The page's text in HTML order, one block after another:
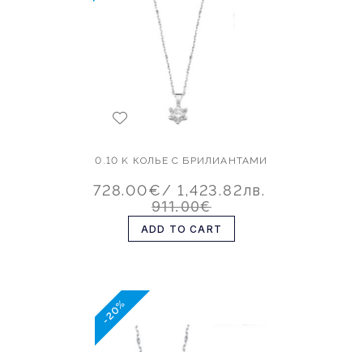
0.10 K КОЛЬЕ С БРИЛИАНТАМИ
728.00€/ 1,423.82лв.
911.00€
ADD TO CART
-20%